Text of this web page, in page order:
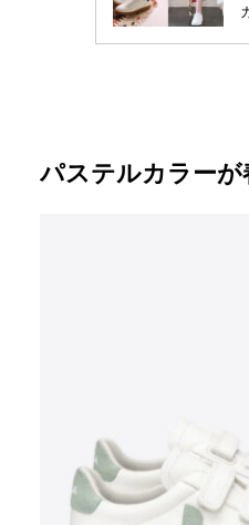
パステルカラー